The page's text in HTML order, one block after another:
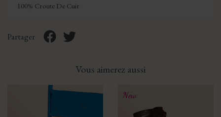
100% Croute De Cuir
Partager
Vous aimerez aussi
New